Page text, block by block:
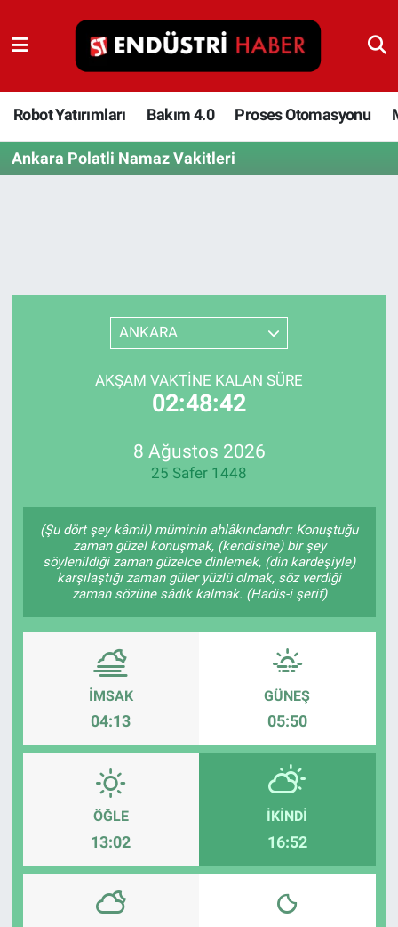
Robot Yatırımları Bakım 4.0 Proses Otomasyonu
Ankara Polatli Namaz Vakitleri
ANKARA
AKŞAM VAKTINE KALAN SÜRE
02:48:42
8 Ağustos 2026
25 Safer 1448
(Şu dört şey kâmil) müminin ahlâkındandır: Konuştuğu
zaman güzel konuşmak, (kendisine) bir şey
söylenildiği zaman güzelce dinlemek, (din kardeşiyle)
karşılaştığı zaman güler yüzlü olmak, söz verdiği
zaman sözüne sâdık kalmak. (Hadis-i şerif)
İMSAK
04:13
GÜNEŞ
05:50
ÖĞLE
13:02
İKINDI
16:52
Robot Yatırımları
Bakım 4.0
Proses Otomasyonu
Depolama Çözümleri
İnşaat ve Malzeme
HaberOrtak
Enerjisini Üreten Fabrikalar
Endüstri 4.0 Uygulamaları
Ağır Sanayi Çözümleri